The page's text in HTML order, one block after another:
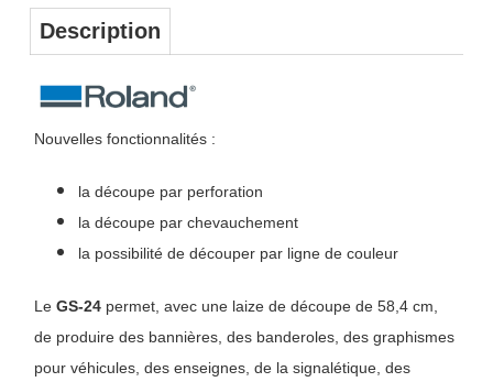
Description
Nouvelles fonctionnalités :
la découpe par perforation
la découpe par chevauchement
la possibilité de découper par ligne de couleur
LeGS-24 permet, avec une laize de découpe de 58,4 cm,
de produire des bannières, des banderoles, des graphismes
pour véhicules, des enseignes, de la signalétique, des